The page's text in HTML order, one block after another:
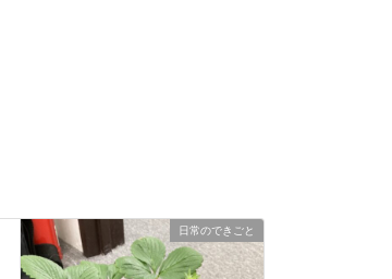
日常のできごと